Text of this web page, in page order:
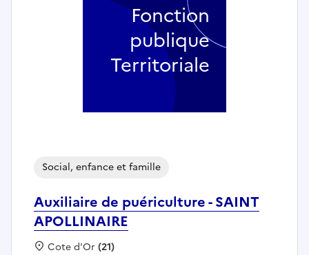
Auxiliaire de puériculture - SAINT
APOLLINAIRE
Social, enfance et famille
Localisation :
Cote d'Or (21)
Fonction
publique
Territoriale